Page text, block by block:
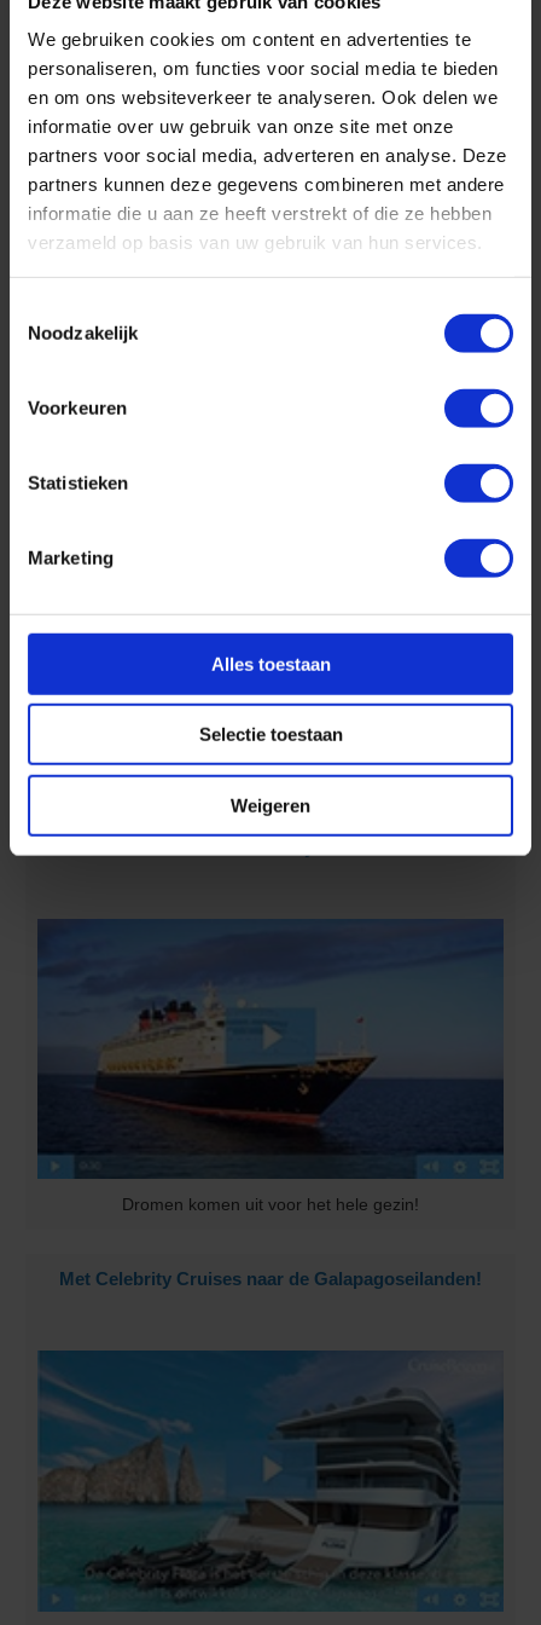
We gebruiken cookies om content en advertenties te
personaliseren, om functies voor social media te bieden
en om ons websiteverkeer te analyseren. Ook delen we
informatie over uw gebruik van onze site met onze
partners voor social media, adverteren en analyse. Deze
partners kunnen deze gegevens combineren met andere
informatie die u aan ze heeft verstrekt of die ze hebben
verzameld op basis van uw gebruik van hun services.
Noodzakelijk
Voorkeuren
Statistieken
Marketing
Alles toestaan
Selectie toestaan
Weigeren
Geniet in ultraluxe van wonderschone bestemmingen :-)
Cruise met Norwegian Cruise Line naar Hawaii!
Ontdek 4 tropische eilanden in 7 dagen :-)
Dromen komen uit voor het hele gezin!
Met Celebrity Cruises naar de Galapagoseilanden!